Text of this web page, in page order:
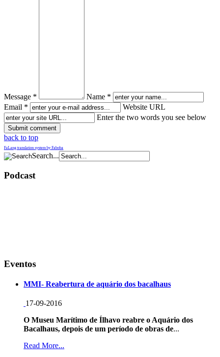
Message *
Name *
Email *
Website URL
Enter the two words you see below
back to top
FaLang translation system by Faboba
Search...
Podcast
Eventos
MMI- Reabertura de aquário dos bacalhaus
17-09-2016
O Museu Marítimo de Ílhavo reabre o Aquário dos
Bacalhaus, depois de um período de obras de...
Read More...